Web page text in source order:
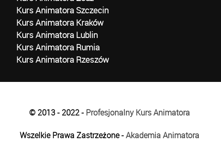
Kurs Animatora Szczecin
Kurs Animatora Kraków
Kurs Animatora Lublin
Kurs Animatora Rumia
Kurs Animatora Rzeszów
© 2013 - 2022 - Profesjonalny Kurs Animatora
Wszelkie Prawa Zastrzeżone -Akademia Animatora